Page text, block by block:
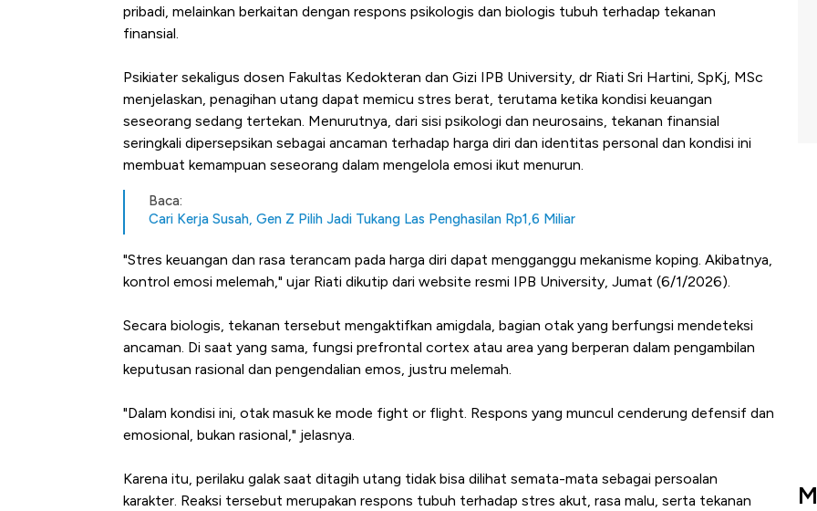
pribadi, melainkan berkaitan dengan respons psikologis dan biologis tubuh terhadap tekanan
finansial.
Psikiater sekaligus dosen Fakultas Kedokteran dan Gizi IPB University, dr Riati Sri Hartini, SpKj, MSc
menjelaskan, penagihan utang dapat memicu stres berat, terutama ketika kondisi keuangan
seseorang sedang tertekan. Menurutnya, dari sisi psikologi dan neurosains, tekanan finansial
seringkali dipersepsikan sebagai ancaman terhadap harga diri dan identitas personal dan kondisi ini
membuat kemampuan seseorang dalam mengelola emosi ikut menurun.
Baca:
Cari Kerja Susah, Gen Z Pilih Jadi Tukang Las Penghasilan Rp1,6 Miliar
"Stres keuangan dan rasa terancam pada harga diri dapat mengganggu mekanisme koping. Akibatnya,
kontrol emosi melemah," ujar Riati dikutip dari website resmi IPB University, Jumat (6/1/2026).
Secara biologis, tekanan tersebut mengaktifkan amigdala, bagian otak yang berfungsi mendeteksi
ancaman. Di saat yang sama, fungsi prefrontal cortex atau area yang berperan dalam pengambilan
keputusan rasional dan pengendalian emos, justru melemah.
"Dalam kondisi ini, otak masuk ke mode fight or flight. Respons yang muncul cenderung defensif dan
emosional, bukan rasional," jelasnya.
Karena itu, perilaku galak saat ditagih utang tidak bisa dilihat semata-mata sebagai persoalan
karakter. Reaksi tersebut merupakan respons tubuh terhadap stres akut, rasa malu, serta tekanan